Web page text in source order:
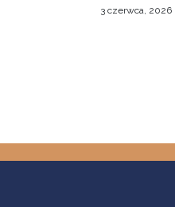
3 czerwca, 2026